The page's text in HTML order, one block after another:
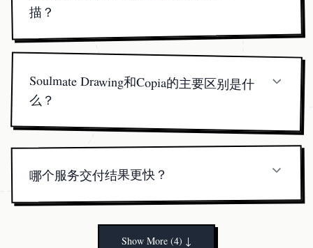
描？
用的AI面孔。我们更愿意将神经网络轮廓与真正插
画师的触感结合；适中的费用（从4.99美元起）涵盖
了这种人工精修。
Soulmate Drawing和Copia的主要区别是什
么？
美元的订阅解锁。
哪个服务交付结果更快？
的浏览器中提供即时下载，而Copia在其iOS应用内
生成并保存肖像。
Show More (4) ↓